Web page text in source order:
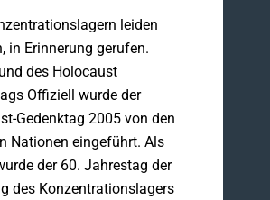
leiden
in Erinnerung gerufen.
des Holocaust
Offiziell wurde der
Gedenktag 2005 von den
Nationen eingeführt. Als
der 60. Jahrestag der
des Konzentrationslagers